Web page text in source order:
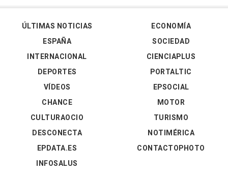
ÚLTIMAS NOTICIAS
ESPAÑA
INTERNACIONAL
DEPORTES
VÍDEOS
ECONOMÍA
SOCIEDAD
CIENCIAPLUS
PORTALTIC
EPSOCIAL
CHANCE
CULTURAOCIO
DESCONECTA
EPDATA.ES
INFOSALUS
MOTOR
TURISMO
NOTIMÉRICA
CONTACTOPHOTO